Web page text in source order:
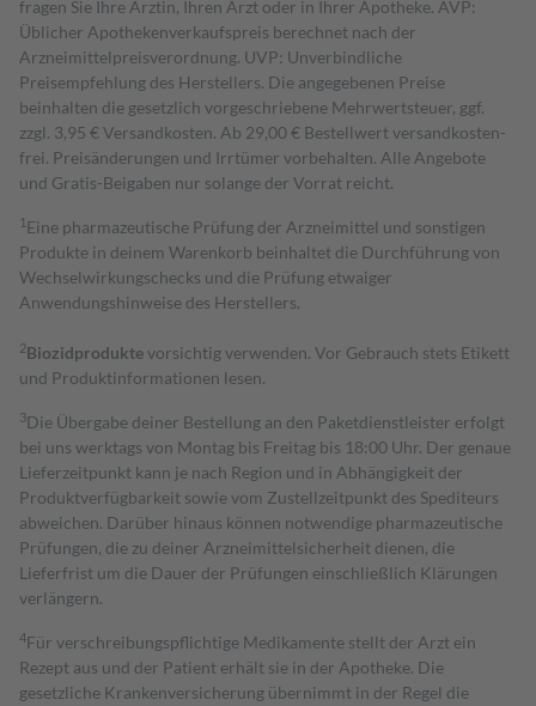
fragen Sie Ihre Ärztin, Ihren Arzt oder in Ihrer Apotheke. AVP:
Üblicher Apothekenverkaufspreis berechnet nach der
Arzneimittelpreisverordnung. UVP: Unverbindliche
Preisempfehlung des Herstellers. Die angegebenen Preise
beinhalten die gesetzlich vorgeschriebene Mehrwertsteuer, ggf.
zzgl. 3,95 € Versandkosten. Ab 29,00 € Bestell­wert versand­kosten­
frei. Preisänderungen und Irrtümer vorbehalten. Alle Angebote
und Gratis-Beigaben nur solange der Vorrat reicht.
1 Eine pharmazeutische Prüfung der Arzneimittel und sonstigen
Produkte in deinem Warenkorb beinhaltet die Durchführung von
Wechselwirkungschecks und die Prüfung etwaiger
Anwendungshinweise des Herstellers.
2Biozidproduktevorsichtig verwenden. Vor Gebrauch stets Etikett
und Produktinformationen lesen.
3Die Übergabe deiner Bestellung an den Paketdienstleister erfolgt
bei uns werktags von Montag bis Freitag bis 18:00 Uhr. Der genaue
Lieferzeitpunkt kann je nach Region und in Abhängigkeit der
Produktverfügbarkeit sowie vom Zustellzeitpunkt des Spediteurs
abweichen. Darüber hinaus können notwendige pharmazeutische
Prüfungen, die zu deiner Arzneimittelsicherheit dienen, die
Lieferfrist um die Dauer der Prüfungen einschließlich Klärungen
verlängern.
4Für verschreibungspflichtige Medikamente stellt der Arzt ein
Rezept aus und der Patient erhält sie in der Apotheke. Die
gesetzliche Krankenversicherung übernimmt in der Regel die